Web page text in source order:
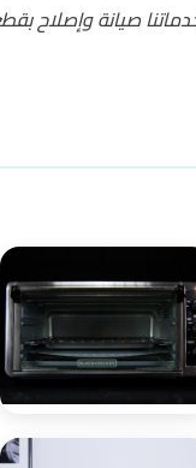
صيانة وإصلاح